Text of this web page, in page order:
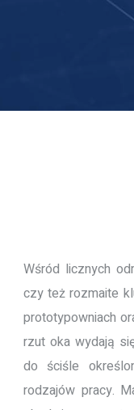
Wśród licznych
czy też rozmaite
prototypowniach
rzut oka wydają
do ściśle
rodzajów pracy.